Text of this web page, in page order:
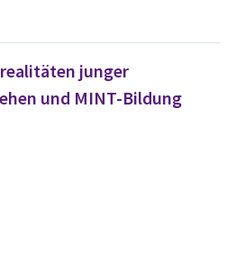
junger
und MINT-Bildung